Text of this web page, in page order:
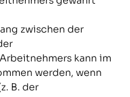
zwischen der
kann im
werden, wenn
B. der